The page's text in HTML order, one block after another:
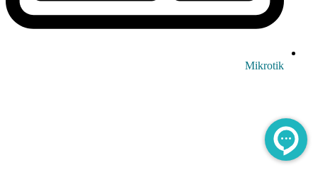
Mikrotik